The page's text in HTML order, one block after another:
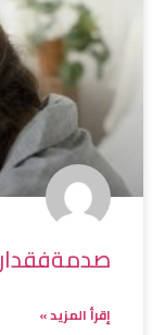
إقرأ المزيد »